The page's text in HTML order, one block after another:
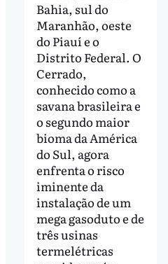
Bahia, sul do
Maranhão, oeste
do Piauí e o
Distrito Federal. O
Cerrado,
conhecido como a
savana brasileira e
o segundo maior
bioma da América
do Sul, agora
enfrenta o risco
iminente da
instalação de um
mega gasoduto e de
três usinas
termelétricas